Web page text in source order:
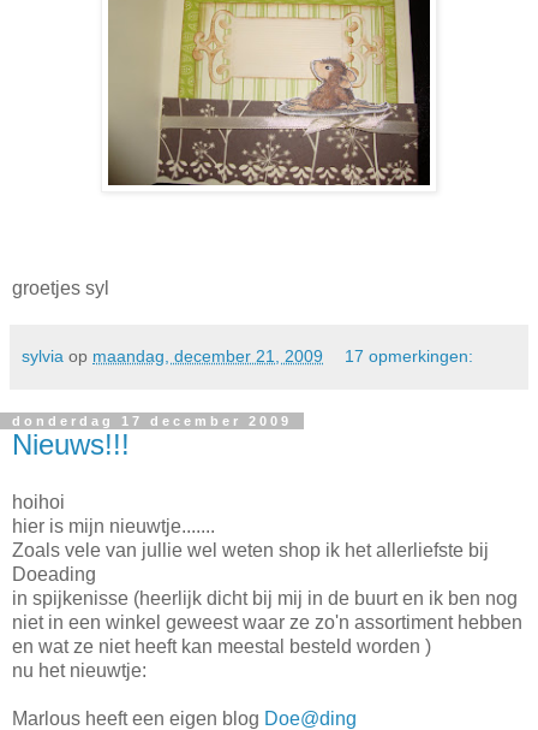
groetjes syl
sylvia op maandag, december 21, 2009 17 opmerkingen:
donderdag 17 december 2009
Nieuws!!!
hoihoi
hier is mijn nieuwtje.......
Zoals vele van jullie wel weten shop ik het allerliefste bij
Doeading
in spijkenisse (heerlijk dicht bij mij in de buurt en ik ben nog
niet in een winkel geweest waar ze zo'n assortiment hebben
en wat ze niet heeft kan meestal besteld worden )
nu het nieuwtje:
Marlous heeft een eigen blog Doe@ding